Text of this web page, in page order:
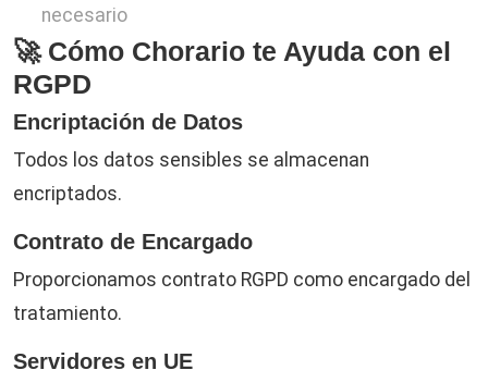
necesario
🚀 Cómo Chorario te Ayuda con el
RGPD
Encriptación de Datos
Todos los datos sensibles se almacenan
encriptados.
Contrato de Encargado
Proporcionamos contrato RGPD como encargado del
tratamiento.
Servidores en UE